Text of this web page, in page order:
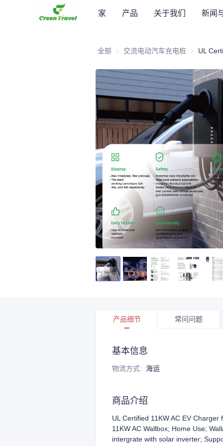
家 产品 关于我们 新闻
全部 交流电动汽车充电桩 交流电动
产品细节 常问问题
基本信息
物流方式: 海运
商品介绍
UL Certified 11KW AC EV
11KW AC Wallbox; Home Use;
intergrate with solar inverter;